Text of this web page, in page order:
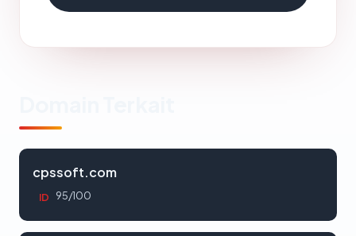
cpssoft.com
ID 95/100